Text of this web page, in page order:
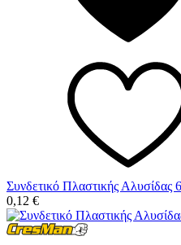
Συνδετικό Πλαστικής Αλυσίδας
0,12 €